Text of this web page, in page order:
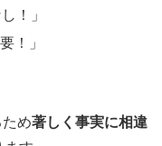
！」
！」
め著しく事実に相違